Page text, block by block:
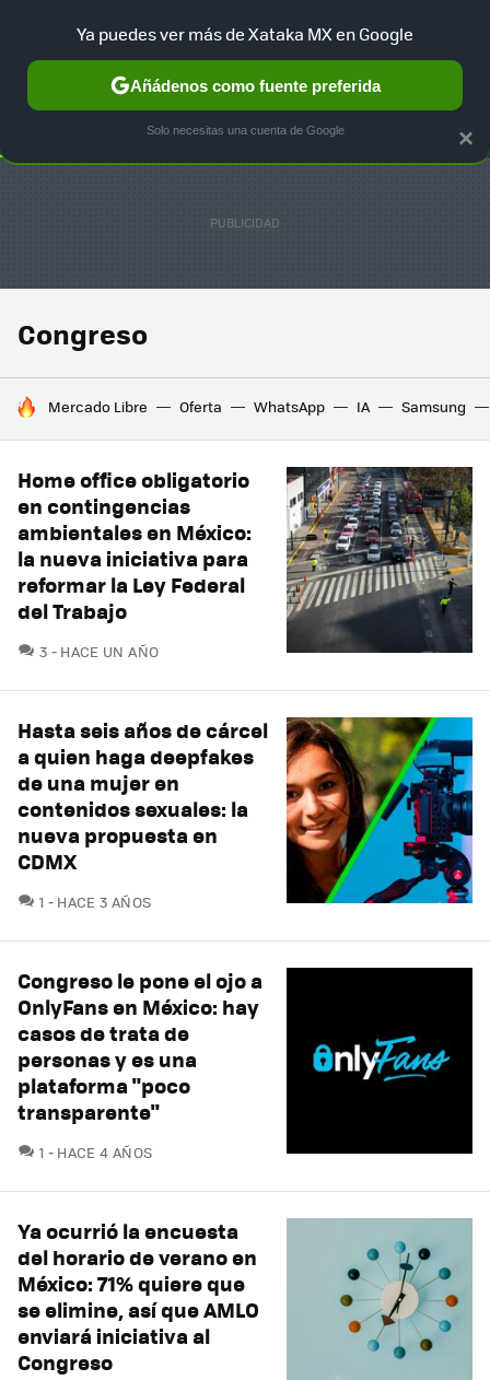
SELECCIÓN GAMING HOME AUTO TERRITORIO
Congreso
HOY SE HABLA DE
Mercado Libre Oferta WhatsApp IA Samsung
Home office obligatorio
en contingencias
ambientales en México:
la nueva iniciativa para
reformar la Ley Federal
del Trabajo
3 COMENTARIOS
HACE UN AÑO
Hasta seis años de cárcel
a quien haga deepfakes
de una mujer en
contenidos sexuales: la
nueva propuesta en
CDMX
1 COMENTARIOS
HACE 3 AÑOS
Congreso le pone el ojo a
OnlyFans en México: hay
casos de trata de
personas y es una
plataforma "poco
transparente"
1 COMENTARIOS
HACE 4 AÑOS
Ya ocurrió la encuesta
del horario de verano en
México: 71% quiere que
se elimine, así que AMLO
enviará iniciativa al
Congreso
×
Ya puedes ver más de Xataka MX en Google
Añádenos como fuente preferida
Solo necesitas una cuenta de Google